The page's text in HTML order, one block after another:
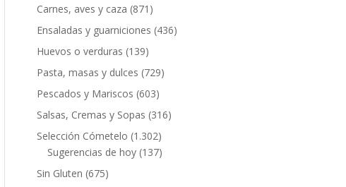
Carnes, aves y caza (871)
Ensaladas y guarniciones (436)
Huevos o verduras (139)
Pasta, masas y dulces (729)
Pescados y Mariscos (603)
Salsas, Cremas y Sopas (316)
Selección Cómetelo (1.302)
Sugerencias de hoy(137)
Sin Gluten (675)